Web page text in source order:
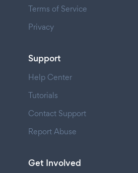
Terms of Service
Privacy
Support
Help Center
Tutorials
Contact Support
Report Abuse
Get Involved